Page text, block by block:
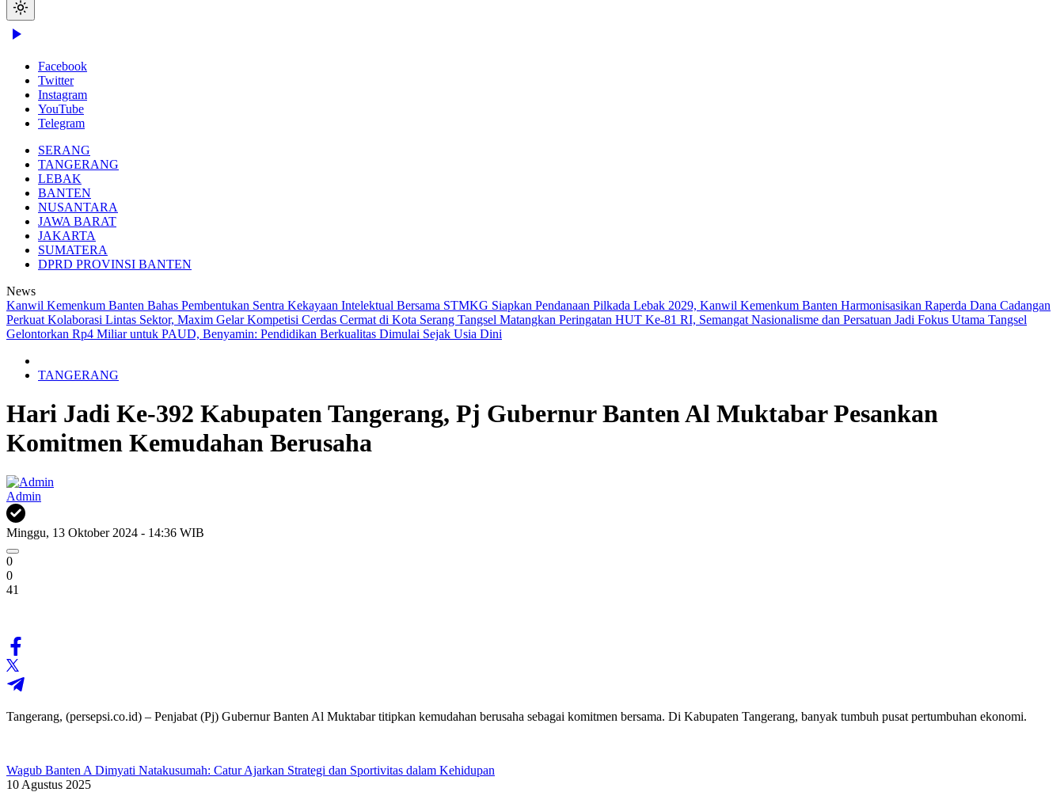
Facebook
Twitter
Instagram
YouTube
Telegram
SERANG
TANGERANG
LEBAK
BANTEN
NUSANTARA
JAWA BARAT
JAKARTA
SUMATERA
DPRD PROVINSI BANTEN
News
Kanwil Kemenkum Banten Bahas Pembentukan Sentra Kekayaan Intelektual Bersama STMKG Siapkan Pendanaan Pilkada Lebak 2029, Kanwil Kemenkum Banten Harmonisasikan Raperda Dana Cadangan
Perkuat Kolaborasi Lintas Sektor, Maxim Gelar Kompetisi Cerdas Cermat di Kota Serang Tangsel Matangkan Peringatan HUT Ke-81 RI, Semangat Nasionalisme dan Persatuan Jadi Fokus Utama Tangsel
Gelontorkan Rp4 Miliar untuk PAUD, Benyamin: Pendidikan Berkualitas Dimulai Sejak Usia Dini
TANGERANG
Hari Jadi Ke-392 Kabupaten Tangerang, Pj Gubernur Banten Al Muktabar Pesankan
Komitmen Kemudahan Berusaha
Admin
Minggu, 13 Oktober 2024 - 14:36 WIB
0
0
41
Tangerang, (persepsi.co.id) – Penjabat (Pj) Gubernur Banten Al Muktabar titipkan kemudahan berusaha sebagai komitmen bersama. Di Kabupaten Tangerang, banyak tumbuh pusat pertumbuhan ekonomi.
Wagub Banten A Dimyati Natakusumah: Catur Ajarkan Strategi dan Sportivitas dalam Kehidupan
10 Agustus 2025